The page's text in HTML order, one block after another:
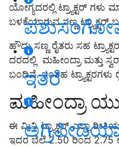
ಇತರೆ
ಯೋಗ್ಯದರಲ್ಲಿ ಟ್ರ್ಯಾಕ್ಟರ್ ಗಳು
ಬಳಕೆಯಾಗುವ ಸಣ್ಣ ಟ್ರ್ಯಾಕ್ಟರ್‌
ಹೌದು ಸಣ್ಣ ರೈತರು ಸಹ
ದರದಲ್ಲಿ ಮಹೀಂದ್ರಾ ಮತ್ತು
ಬಂದಿವೆ. ಇಂತಹ
ಮಹೀಂದ್ರಾ
ಈ ಮಿನಿ ಟ್ರ್ಯಾಕ್ಟರ್ ಎಲ್ಲಾ
ಇದರ ಬೆಲೆ 2.50 ರಿಂದ